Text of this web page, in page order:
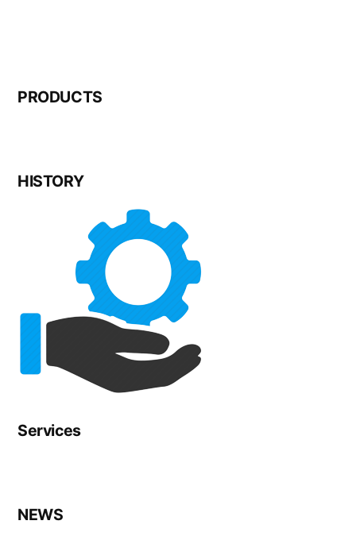
PRODUCTS
HISTORY
Services
NEWS